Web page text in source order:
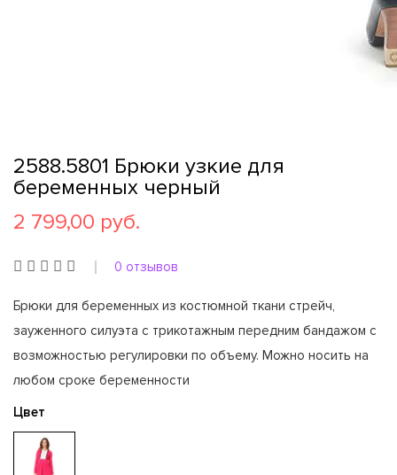
2588.5801 Брюки узкие для
беременных черный
2 799,00 руб.
0 отзывов
Брюки для беременных из костюмной ткани стрейч,
зауженного силуэта с трикотажным передним бандажом с
возможностью регулировки по объему. Можно носить на
любом сроке беременности
Цвет